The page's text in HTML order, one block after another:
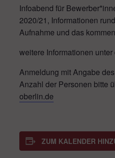
Infoabend für
2020/21, Informationen
Aufnahme und das
weitere Informationen
Anmeldung mit Angabe
Anzahl der Personen bitte
oberlin.de
ZUM KALENDER